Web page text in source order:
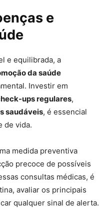
e
e equilibrada, a
da saúde
Investir em
ups regulares,
saudáveis, é essencial
de vida.
medida preventiva
precoce de possíveis
consultas médicas, é
avaliar os principais
qualquer sinal de alerta.